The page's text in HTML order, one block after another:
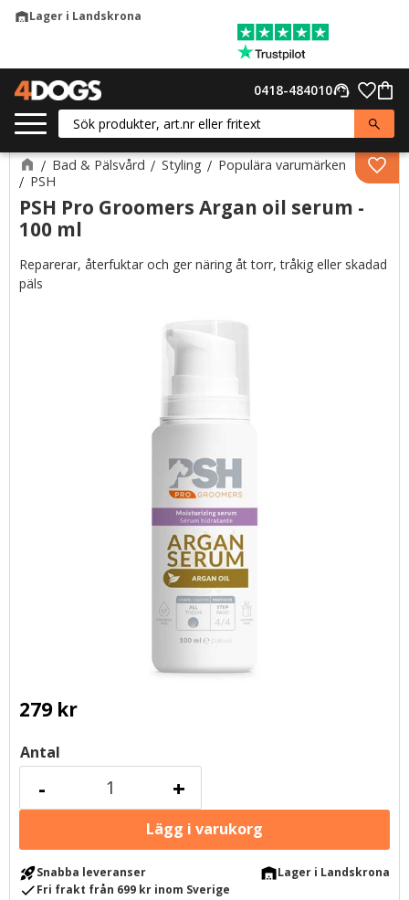
warehouseLager i Landskrona
support_agent
0418-484010
Bad & Pälsvård Styling
Populära varumärken
PSH
PSH Pro Groomers Argan oil serum -
100 ml
Reparerar, återfuktar och ger näring åt torr, tråkig eller skadad
päls
279kr
Antal
+
-
rocket_launchSnabba leveranser warehouseLager i Landskrona
checkFri frakt från 699 kr inom Sverige